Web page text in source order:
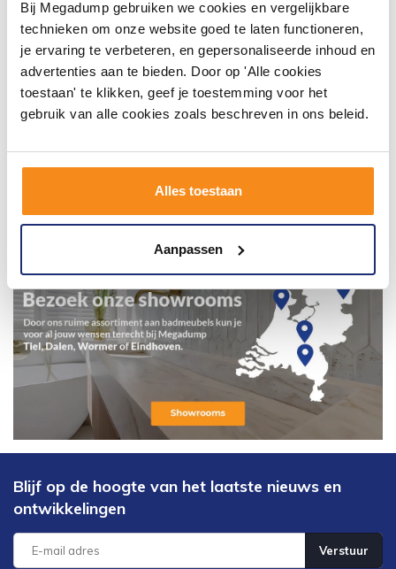
Bij Megadump gebruiken we cookies en vergelijkbare
technieken om onze website goed te laten functioneren,
je ervaring te verbeteren, en gepersonaliseerde inhoud en
advertenties aan te bieden. Door op 'Alle cookies
toestaan' te klikken, geef je toestemming voor het
gebruik van alle cookies zoals beschreven in ons beleid.
Alles toestaan
Aanpassen
Blijf op de hoogte van het laatste nieuws en
ontwikkelingen
Verstuur